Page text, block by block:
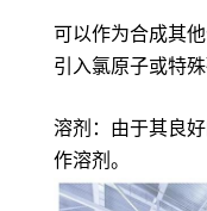
可以作为合成其
引入氯原子或特
溶剂：由于其良
作溶剂。